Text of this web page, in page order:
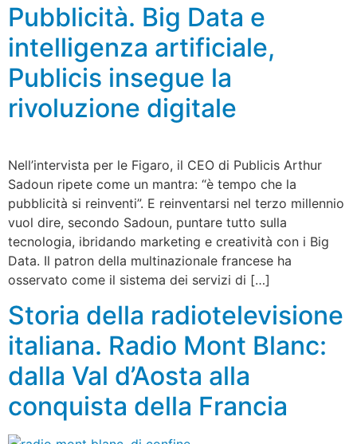
Pubblicità. Big Data e
intelligenza artificiale,
Publicis insegue la
rivoluzione digitale
Nell’intervista per le Figaro, il CEO di Publicis Arthur
Sadoun ripete come un mantra: “è tempo che la
pubblicità si reinventi”. E reinventarsi nel terzo millennio
vuol dire, secondo Sadoun, puntare tutto sulla
tecnologia, ibridando marketing e creatività con i Big
Data. Il patron della multinazionale francese ha
osservato come il sistema dei servizi di […]
Storia della radiotelevisione
italiana. Radio Mont Blanc:
dalla Val d’Aosta alla
conquista della Francia